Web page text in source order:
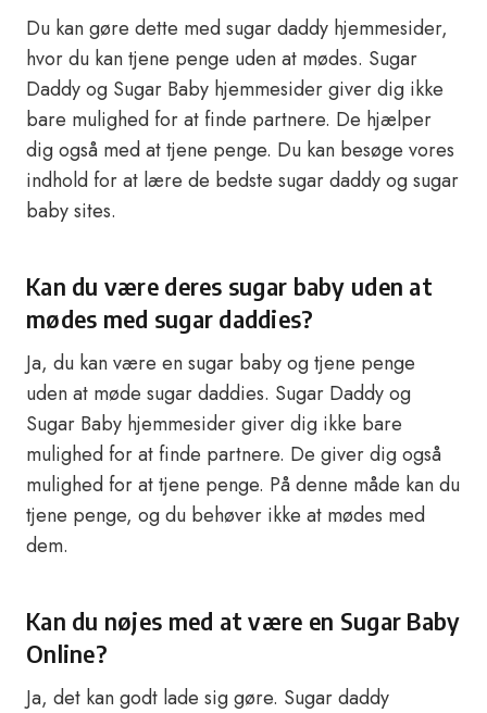
Du kan gøre dette med sugar daddy hjemmesider,
hvor du kan tjene penge uden at mødes. Sugar
Daddy og Sugar Baby hjemmesider giver dig ikke
bare mulighed for at finde partnere. De hjælper
dig også med at tjene penge. Du kan besøge vores
indhold for at lære de bedste sugar daddy og sugar
baby sites.
Kan du være deres sugar baby uden at
mødes med sugar daddies?
Ja, du kan være en sugar baby og tjene penge
uden at møde sugar daddies. Sugar Daddy og
Sugar Baby hjemmesider giver dig ikke bare
mulighed for at finde partnere. De giver dig også
mulighed for at tjene penge. På denne måde kan du
tjene penge, og du behøver ikke at mødes med
dem.
Kan du nøjes med at være en Sugar Baby
Online?
Ja, det kan godt lade sig gøre. Sugar daddy